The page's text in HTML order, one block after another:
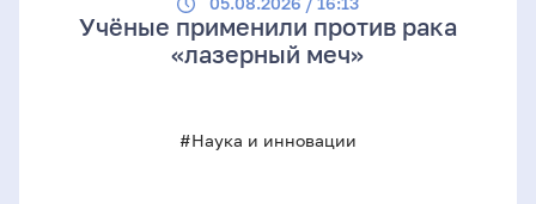
Учёные применили против рака
«лазерный меч»
#Наука и инновации